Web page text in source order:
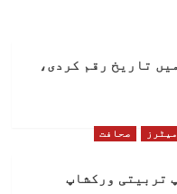
تاریخ رقم کردی،
صحافت
تربیتی ورکشاپ